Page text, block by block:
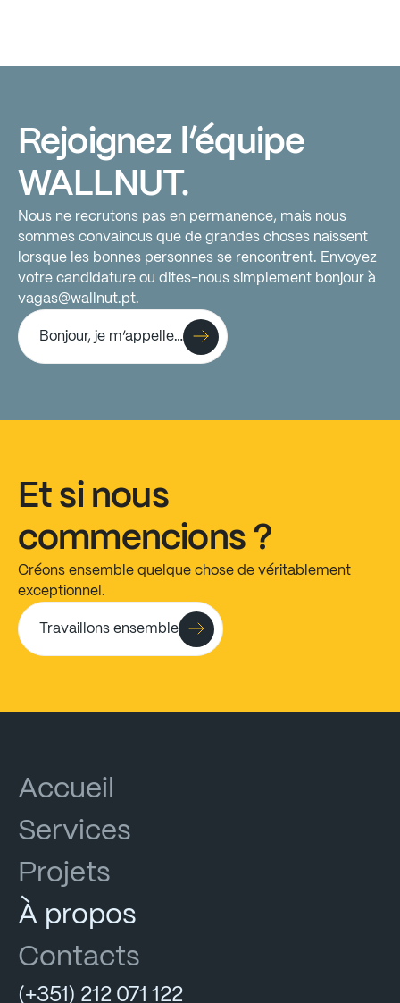
Rejoignez l’équipe
WALLNUT.
Nous ne recrutons pas en permanence, mais nous
sommes convaincus que de grandes choses naissent
lorsque les bonnes personnes se rencontrent. Envoyez
votre candidature ou dites-nous simplement bonjour à
vagas@wallnut.pt.
Bonjour, je m’appelle…
Et si nous
commencions ?
Créons ensemble quelque chose de véritablement
exceptionnel.
Travaillons ensemble
Accueil
Services
Projets
À propos
Contacts
(+351) 212 071 122